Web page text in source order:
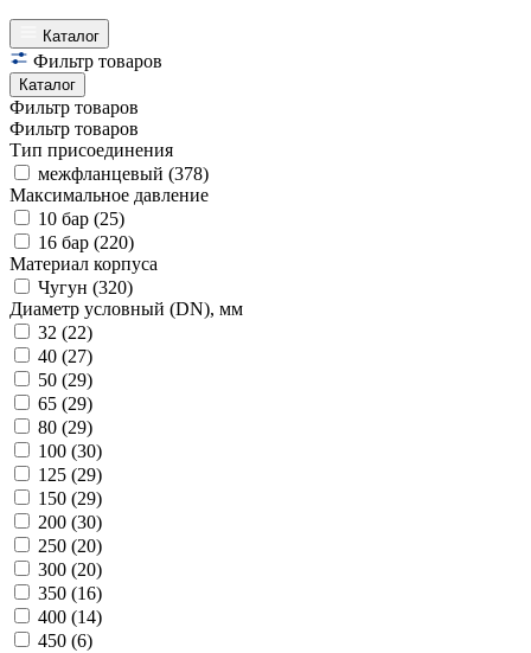
Каталог
Фильтр товаров
Каталог
Фильтр товаров
Фильтр товаров
Тип присоединения
межфланцевый (378)
Максимальное давление
10 бар (25)
16 бар (220)
Материал корпуса
Чугун (320)
Диаметр условный (DN), мм
32 (22)
40 (27)
50 (29)
65 (29)
80 (29)
100 (30)
125 (29)
150 (29)
200 (30)
250 (20)
300 (20)
350 (16)
400 (14)
450 (6)